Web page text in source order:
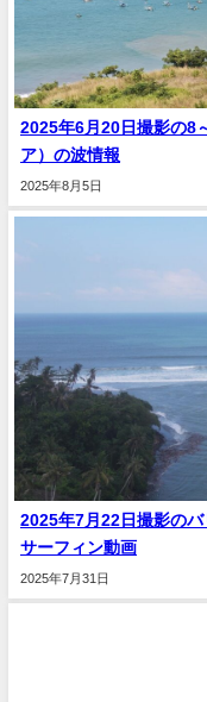
2025年6月20日撮影の8
ア）の波情報
2025年8月5日
2025年7月22日撮影の
サーフィン動画
2025年7月31日